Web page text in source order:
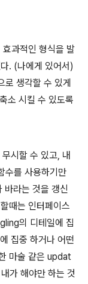
과적인 형식을 발
. (나에게 있어서)
로 생각할 수 있게
소 시킬 수 있도록
시할 수 있고, 내
수를 사용하기만
라는 것을 갱신
때는 인터페이스
의 디테일에 집
집중 하거나 어떤
마술 같은 updat
내가 해야만 하는 것